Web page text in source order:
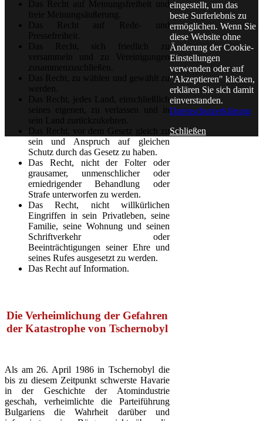
Das Recht auf Meinungsfreiheit und
freie Meinungsäußerung.
Das Recht auf Rede- und
Pressefreiheit.
Das Recht, sich friedlich zu
versammeln und zu Vereinigungen
zusammenzuschließen.
Das Recht, zu wählen und gewählt zu
werden.
Das Recht, jedes Land, einschließlich
seines eigenen, zu verlassen und in
sein Land zurückzukehren.
Das Recht, vor dem Gesetz gleich zu
sein und Anspruch auf gleichen
Schutz durch das Gesetz zu haben.
Das Recht, nicht der Folter oder
grausamer, unmenschlicher oder
erniedrigender Behandlung oder
Strafe unterworfen zu werden.
Das Recht, nicht willkürlichen
Eingriffen in sein Privatleben, seine
Familie, seine Wohnung und seinen
Schriftverkehr oder
Beeinträchtigungen seiner Ehre und
seines Rufes ausgesetzt zu werden.
Das Recht auf Information.
Die Verheimlichung der Gefahren
der Katastrophe von Tschernobyl
Als am 26. April 1986 in Tschernobyl die
bis zu diesem Zeitpunkt schwerste Havarie
in der Geschichte der Atomindustrie
geschah, verheimlichte die Parteiführung
Bulgariens die Wahrheit darüber und
eingestellt, um das
beste Surferlebnis zu
ermöglichen. Wenn Sie
diese Website ohne
Änderung der Cookie-
Einstellungen
verwenden oder auf
"Akzeptieren" klicken,
erklären Sie sich damit
einverstanden.
Datenschutzerklärung
Schließen